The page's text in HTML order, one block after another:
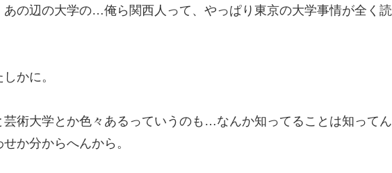
あの辺の大学の…俺ら関西人って、やっぱり東京の大学事情が全く読
かに。
芸術大学とか色々あるっていうのも…なんか知ってることは知ってん
か分からへんから。